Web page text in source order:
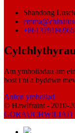
Shandong
Am ymholiadau am
bost i ni a byddwn
Anfon ymholiad
© Hawlfraint - 2010-
GORAUCHWILIAD